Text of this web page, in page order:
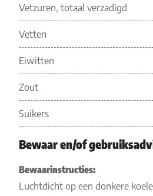
Vetzuren, totaal verzadigd
Vetten
Eiwitten
Zout
Suikers
Bewaar en/of
Bewaarinstructies:
Luchtdicht op een donkere